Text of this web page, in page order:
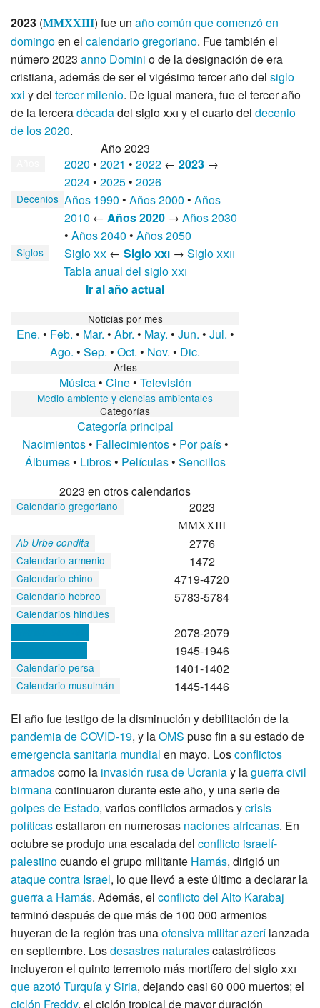
2023 (MMXXIII) fue un año común que comenzó en
domingoen el calendario gregoriano. Fue también el
número 2023 anno Domini o de la designación de era
cristiana, además de ser el vigésimo tercer año del siglo
xxi y del tercer milenio. De igual manera, fue el tercer año
de la terceradécadadel sigloxxi y el cuarto del decenio
de los 2020.
Año 2023
2020 • 2021 • 2022 ← 2023 →
2024 • 2025 • 2026
Decenios Años 1990 • Años 2000 • Años
2010 ← Años 2020 → Años 2030
• Años 2040 • Años 2050
Siglos Sigloxx ← Siglo xxi → Sigloxxii
Tabla anual del sigloxxi
Ir al año actual
Noticias por mes
Ene. • Feb. • Mar. • Abr. • May. • Jun. • Jul. •
Ago. • Sep. • Oct. • Nov. • Dic.
Artes
Música• Cine• Televisión
Medio ambiente y ciencias ambientales
Categorías
Categoría principal
Nacimientos• Fallecimientos• Por país•
Álbumes• Libros• Películas• Sencillos
2023 en otros calendarios
Calendario gregoriano 2023
MMXXIII
Ab Urbe condita 2776
Calendario armenio 1472
Calendario chino 4719-4720
Calendario hebreo 5783-5784
Calendarios hindúes
2078-2079
1945-1946
Calendario persa 1401-1402
Calendario musulmán
1445-1446
El año fue testigo de la disminución y debilitación de la
pandemia de COVID-19, y laOMS puso fin a su estado de
emergencia sanitaria mundial en mayo. Losconflictos
armadoscomo la invasión rusa de Ucraniay laguerra civil
birmanacontinuaron durante este año, y una serie de
golpes de Estado, varios conflictos armados ycrisis
políticasestallaron en numerosas naciones africanas. En
octubre se produjo una escalada del conflicto israelí-
palestinocuando el grupo militante Hamás, dirigió un
ataque contra Israel, lo que llevó a este último a declarar la
guerra a Hamás. Además, el conflicto del Alto Karabaj
terminó después de que más de 100 000 armenios
huyeran de la región tras unaofensiva militar azerílanzada
en septiembre. Losdesastres naturalescatastróficos
incluyeron el quinto terremoto más mortífero del sigloxxi
que azotó Turquía y Siria, dejando casi 60 000 muertos; el
ciclón Freddy, el ciclón tropical de mayor duración